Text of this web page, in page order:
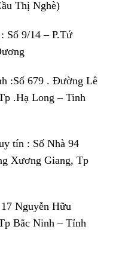
Thị Nghè)
Số 9/14 – P.Tứ
:Số 679 . Đường Lê
.Hạ Long – Tinh
tín : Số Nhà 94
Xương Giang, Tp
Nguyễn Hữu
Bắc Ninh – Tỉnh